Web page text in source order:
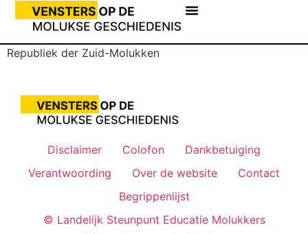
Republiek der Zuid-Molukken
Disclaimer Colofon
Dankbetuiging
Verantwoording
Over de website
Contact
Begrippenlijst
© Landelijk Steunpunt Educatie Molukkers